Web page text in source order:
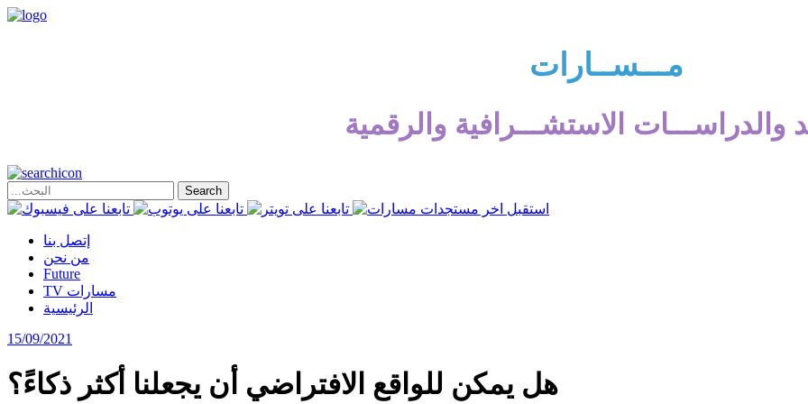
مـــســارات
والدراســـات الاستشـــرافية والرقمية
إتصل بنا
من نحن
Future
TV مسارات
الرئيسية
15/09/2021
هل يمكن للواقع الافتراضي أن يجعلنا أكثر ذكاءً؟